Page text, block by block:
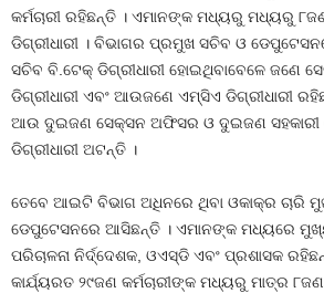
କର୍ମଚାରୀ ରହିଛନ୍ତି । ଏମାନଙ୍କ ମଧ୍ୟରୁ ମଧ୍ୟରୁ
ଡିଗ୍ରୀଧାରୀ । ବିଭାଗର ପ୍ରମୁଖ ସଚିବ ଓ
ସଚିବ ବି.ଟେକ୍‍ ଡିଗ୍ରୀଧାରୀ ହୋଇଥିବାବେଳେ ଜଣେ
ଡିଗ୍ରୀଧାରୀ ଏବଂ ଆଉଜଣେ ଏମ୍‍ସିଏ ଡିଗ୍ରୀଧାରୀ
ଆଉ ଦୁଇଜଣ ସେକ୍ସନ ଅଫିସର ଓ ଦୁଇଜଣ
ଡିଗ୍ରୀଧାରୀ ଅଟନ୍ତି ।
ତେବେ ଆଇଟି ବିଭାଗ ଅଧିନରେ ଥିବା ଓକାକ୍‍ର ଚାରି
ଡେପୁଟେସନରେ ଆସିଛନ୍ତି । ଏମାନଙ୍କ ମଧ୍ୟରେ ମୁଖ୍ୟ
ପରିଚାଳନା ନିର୍ଦ୍ଦେଶକ, ଓଏସ୍‍ଡି ଏବଂ ପ୍ରଶାସକ
କାର୍ଯ୍ୟରତ ୨୯ଜଣ କର୍ମଚାରୀଙ୍କ ମଧ୍ୟରୁ ମାତ୍ର ୮ଜଣ